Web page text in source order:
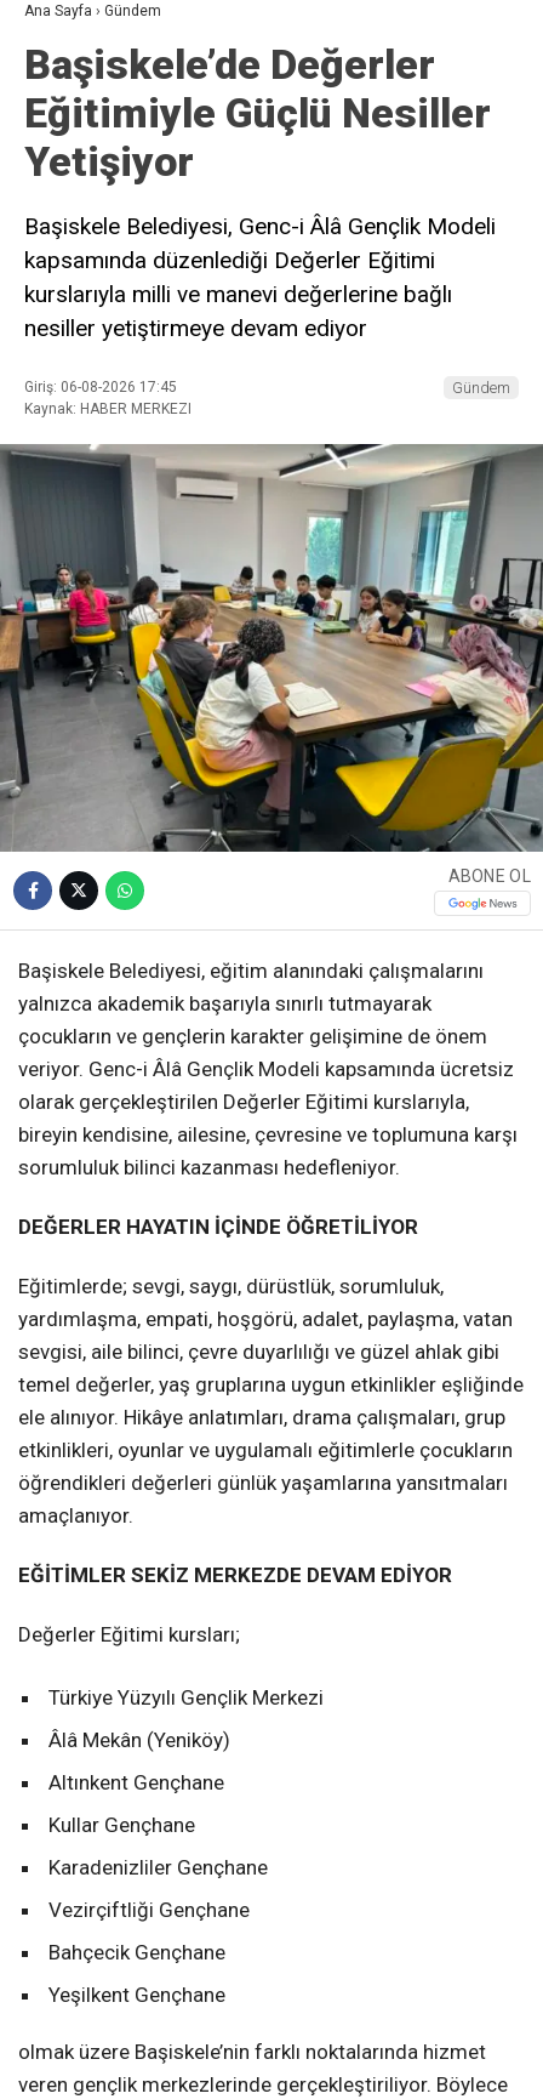
Ana Sayfa › Gündem
Başiskele’de Değerler
Eğitimiyle Güçlü Nesiller
Yetişiyor
Başiskele Belediyesi, Genc-i Âlâ Gençlik Modeli
kapsamında düzenlediği Değerler Eğitimi
kurslarıyla milli ve manevi değerlerine bağlı
nesiller yetiştirmeye devam ediyor
Giriş: 06-08-2026 17:45
Kaynak: HABER MERKEZI
Gündem
ABONE OL
Başiskele Belediyesi, eğitim alanındaki çalışmalarını
yalnızca akademik başarıyla sınırlı tutmayarak
çocukların ve gençlerin karakter gelişimine de önem
veriyor. Genc-i Âlâ Gençlik Modeli kapsamında ücretsiz
olarak gerçekleştirilen Değerler Eğitimi kurslarıyla,
bireyin kendisine, ailesine, çevresine ve toplumuna karşı
sorumluluk bilinci kazanması hedefleniyor.
DEĞERLER HAYATIN İÇİNDE ÖĞRETİLİYOR
Eğitimlerde; sevgi, saygı, dürüstlük, sorumluluk,
yardımlaşma, empati, hoşgörü, adalet, paylaşma, vatan
sevgisi, aile bilinci, çevre duyarlılığı ve güzel ahlak gibi
temel değerler, yaş gruplarına uygun etkinlikler eşliğinde
ele alınıyor. Hikâye anlatımları, drama çalışmaları, grup
etkinlikleri, oyunlar ve uygulamalı eğitimlerle çocukların
öğrendikleri değerleri günlük yaşamlarına yansıtmaları
amaçlanıyor.
EĞİTİMLER SEKİZ MERKEZDE DEVAM EDİYOR
Değerler Eğitimi kursları;
Türkiye Yüzyılı Gençlik Merkezi
Âlâ Mekân (Yeniköy)
Altınkent Gençhane
Kullar Gençhane
Karadenizliler Gençhane
Vezirçiftliği Gençhane
Bahçecik Gençhane
Yeşilkent Gençhane
olmak üzere Başiskele’nin farklı noktalarında hizmet
veren gençlik merkezlerinde gerçekleştiriliyor. Böylece